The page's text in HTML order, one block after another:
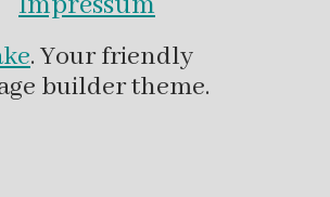
. Your friendly
builder theme.